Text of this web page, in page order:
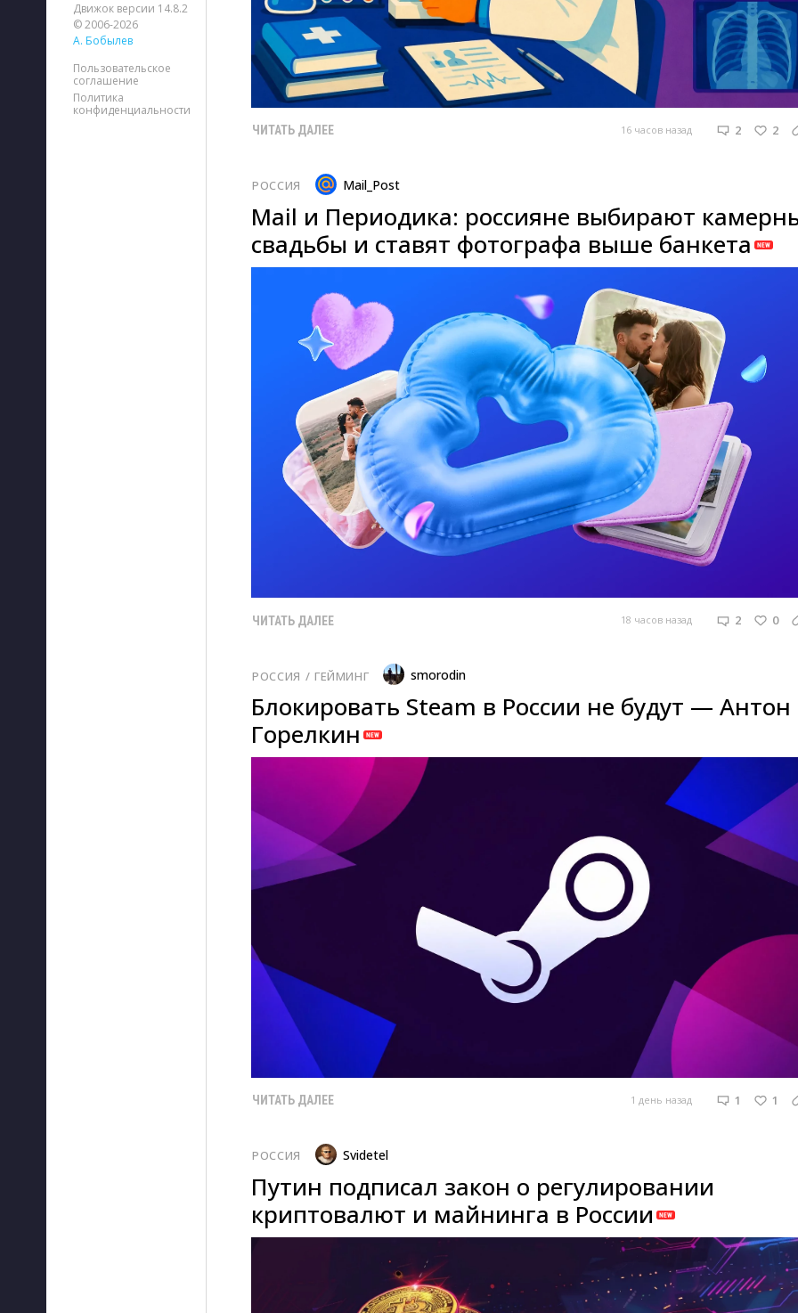
Движок версии 14.8.2
© 2006-2026
А. Бобылев
Пользовательское
соглашение
Политика
конфиденциальности
ЧИТАТЬ ДАЛЕЕ 16 часов назад 2 2
РОССИЯ Mail_Post
Mail и Периодика: россияне выбирают
свадьбы и ставят фотографа выше банкета
ЧИТАТЬ ДАЛЕЕ 18 часов назад 2 0
РОССИЯ / ГЕЙМИНГ smorodin
Блокировать Steam в России не будут — Антон
Горелкин
ЧИТАТЬ ДАЛЕЕ 1 день назад 1 1
РОССИЯ Svidetel
Путин подписал закон о регулировании
криптовалют и майнинга в России